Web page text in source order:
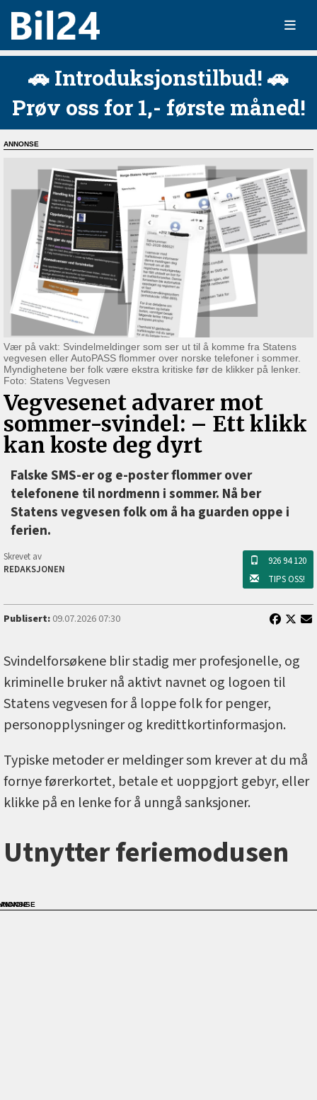
🚗 Introduksjonstilbud! 🚗
Prøv oss for 1,- første måned!
Vær på vakt: Svindelmeldinger som ser ut til å komme fra Statens
vegvesen eller AutoPASS flommer over norske telefoner i sommer.
Myndighetene ber folk være ekstra kritiske før de klikker på lenker.
Foto: Statens Vegvesen
Vegvesenet advarer mot
sommer-svindel: –⁠ Ett klikk
kan koste deg dyrt
Falske SMS-er og e-poster flommer over
telefonene til nordmenn i sommer. Nå ber
Statens vegvesen folk om å ha guarden oppe i
ferien.
Skrevet av
REDAKSJONEN
926 94 120
TIPS OSS!
Publisert:09.07.2026 07:30
Svindelforsøkene blir stadig mer profesjonelle, og
kriminelle bruker nå aktivt navnet og logoen til
Statens vegvesen for å loppe folk for penger,
personopplysninger og kredittkortinformasjon.
Typiske metoder er meldinger som krever at du må
fornye førerkortet, betale et uoppgjort gebyr, eller
klikke på en lenke for å unngå sanksjoner.
Utnytter feriemodusen